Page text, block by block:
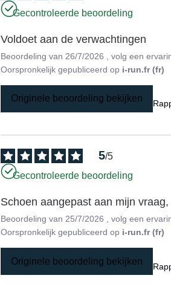
Gecontroleerde beoordeling
Voldoet aan de verwachtingen
Beoordeling van 26/7/2026 , volg een
Oorspronkelijk gepubliceerd op i-run.fr (fr)
Originele beoordeling bekijken
5/5
Gecontroleerde beoordeling
Schoen aangepast aan mijn
Beoordeling van 25/7/2026 , volg een
Oorspronkelijk gepubliceerd op i-run.fr (fr)
Originele beoordeling bekijken